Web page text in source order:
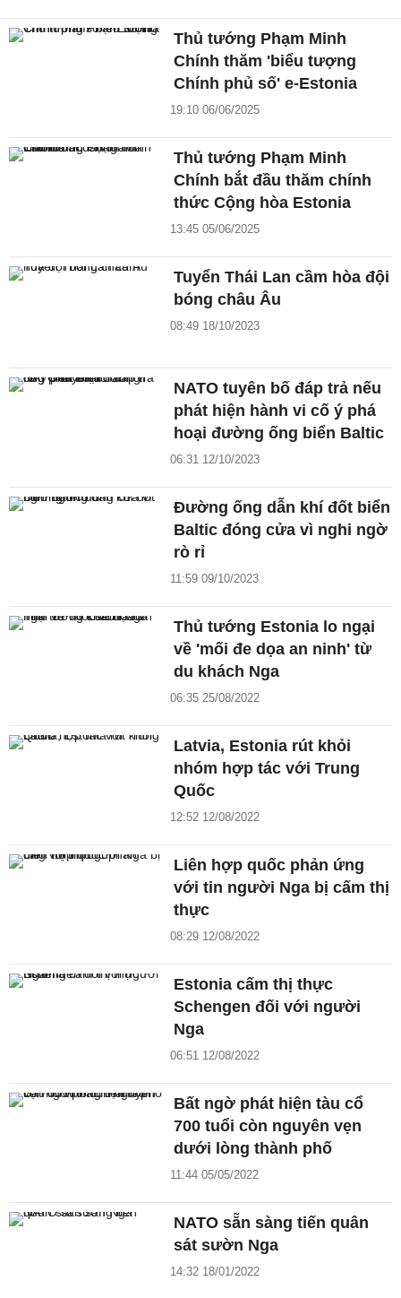
Thủ tướng Phạm Minh
Chính thăm 'biểu tượng
Chính phủ số' e-Estonia
19:10 06/06/2025
Thủ tướng Phạm Minh
Chính bắt đầu thăm chính
thức Cộng hòa Estonia
13:45 05/06/2025
Tuyển Thái Lan cầm hòa đội
bóng châu Âu
08:49 18/10/2023
NATO tuyên bố đáp trả nếu
phát hiện hành vi cố ý phá
hoại đường ống biển Baltic
06:31 12/10/2023
Đường ống dẫn khí đốt biển
Baltic đóng cửa vì nghi ngờ
rò rỉ
11:59 09/10/2023
Thủ tướng Estonia lo ngại
về 'mối đe dọa an ninh' từ
du khách Nga
06:35 25/08/2022
Latvia, Estonia rút khỏi
nhóm hợp tác với Trung
Quốc
12:52 12/08/2022
Liên hợp quốc phản ứng
với tin người Nga bị cấm thị
thực
08:29 12/08/2022
Estonia cấm thị thực
Schengen đối với người
Nga
06:51 12/08/2022
Bất ngờ phát hiện tàu cổ
700 tuổi còn nguyên vẹn
dưới lòng thành phố
11:44 05/05/2022
NATO sẵn sàng tiến quân
sát sườn Nga
14:32 18/01/2022